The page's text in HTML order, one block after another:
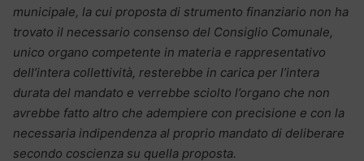
municipale, la cui proposta di strumento finanziario non ha
trovato il necessario consenso del Consiglio Comunale,
unico organo competente in materia e rappresentativo
dell’intera collettività, resterebbe in carica per l’intera
durata del mandato e verrebbe sciolto l’organo che non
avrebbe fatto altro che adempiere con precisione e con la
necessaria indipendenza al proprio mandato di deliberare
secondo coscienza su quella proposta.